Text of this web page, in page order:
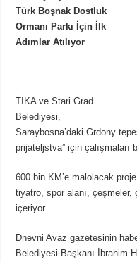
Türk Boşnak Dostluk
Ormanı Parkı İçin İlk
Adımlar Atılıyor
TİKA ve Stari Grad
Belediyesi,
Saraybosna’daki Grdony
prijateljstva” için çalışmaları
600 bin KM’e malolacak
tiyatro, spor alanı,
içeriyor.
Dnevni Avaz gazetesinin
Belediyesi Başkanı İbrahim